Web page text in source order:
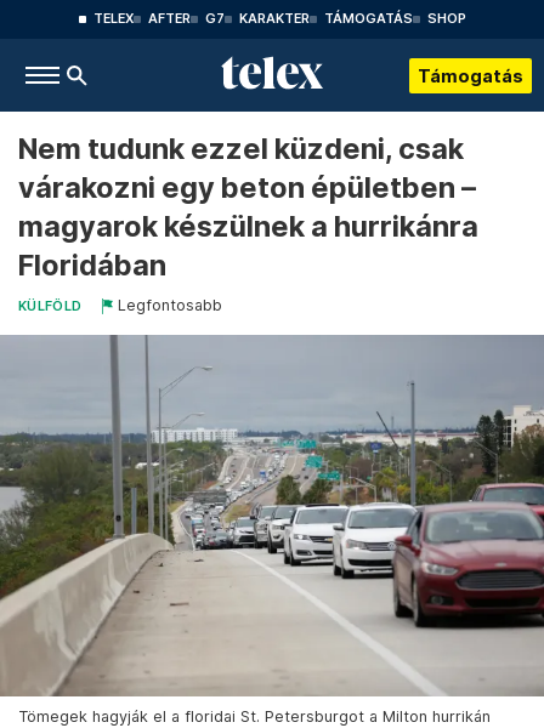
TELEX AFTER G7 KARAKTER TÁMOGATÁS SHOP
Támogatás
Nem tudunk ezzel küzdeni, csak
várakozni egy beton épületben –
magyarok készülnek a hurrikánra
Floridában
KÜLFÖLD Legfontosabb
Tömegek hagyják el a floridai St. Petersburgot a Milton hurrikán